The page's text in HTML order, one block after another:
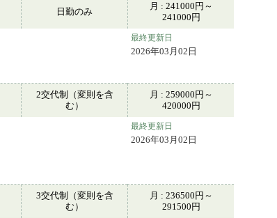
日勤のみ
月 : 241000円～
241000円
最終更新日
2026年03月02日
2交代制（変則を含
む）
月 : 259000円～
420000円
最終更新日
2026年03月02日
3交代制（変則を含
む）
月 : 236500円～
291500円